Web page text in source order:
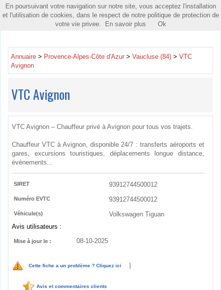
Toggle
Annuaire > Provence-Alpes-Côte d'Azur > Vaucluse (84) > VTC
Avignon
VTC Avignon
VTC Avignon – Chauffeur privé à Avignon pour tous vos trajets.
Chauffeur VTC à Avignon, disponible 24/7 : transferts aéroports et
gares, excursions touristiques, déplacements longue distance,
événements...
SIRET 93912744500012
Numéro EVTC 93912744500012
Véhicule(s)
Volkswagen Tiguan
Avis utilisateurs :
Mise à jour le : 08-10-2025
Cette fiche a un problème ? Cliquez ici
Avis et commentaires clients
En poursuivant votre navigation sur notre site, vous acceptez l'installation
et l'utilisation de cookies, dans le respect de notre politique de protection de
votre vie privee.
En savoir plus Ok